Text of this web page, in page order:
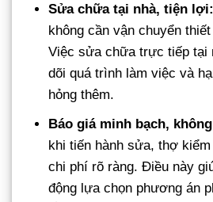
Sửa chữa tại nhà, tiện lợi:
không cần vận chuyển
Việc sửa chữa trực tiếp tại
dõi quá trình làm việc và
hỏng thêm.
Báo giá minh bạch,
khi tiến hành sửa, thợ
chi phí rõ ràng. Điều này
động lựa chọn phương án